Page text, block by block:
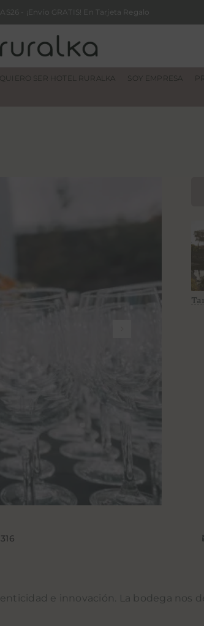
- ¡Envío GRATIS! En Tarjeta Regalo
QUIERO SER HOTEL RURALKA SOY EMPRESA
e innovación. La bodega nos